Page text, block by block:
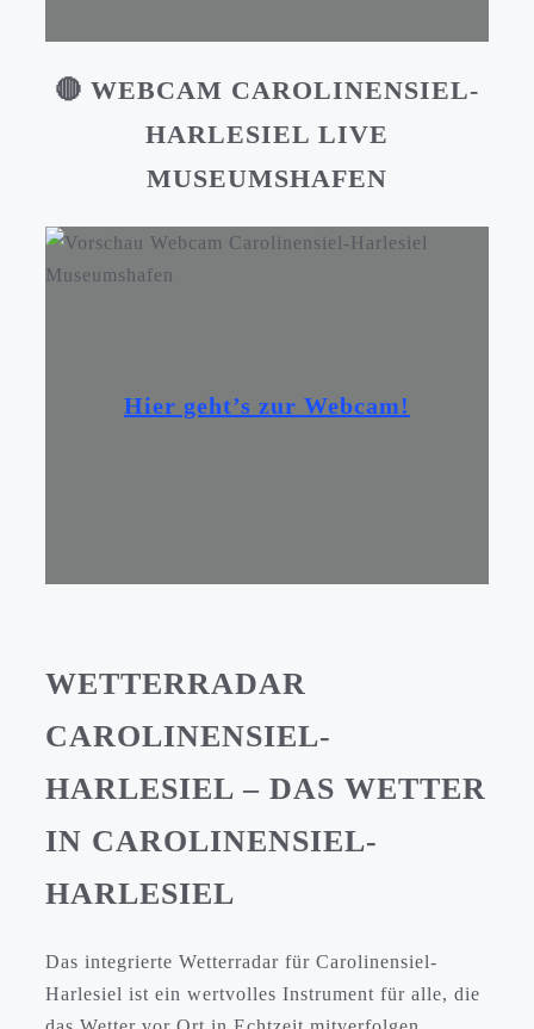
🔴 WEBCAM CAROLINENSIEL-
HARLESIEL LIVE
MUSEUMSHAFEN
Hier geht’s zur Webcam!
WETTERRADAR
CAROLINENSIEL-
HARLESIEL – DAS WETTER
IN CAROLINENSIEL-
HARLESIEL
Das integrierte Wetterradar für Carolinensiel-
Harlesiel ist ein wertvolles Instrument für alle, die